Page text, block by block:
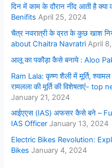
दिन में काम के दौरान नींद आती है
Benifits April 25, 2024
चैत्र नवरात्री के व्रत के कुछ खाश
about Chaitra Navratri April
आलू का पकौड़ा कैसे बनाये : Aloo
Ram Lala: कृष्ण शैली में मूर्ति,
रामलला की मूर्ति की विशेषताएं-
January 21, 2024
आईएएस (IAS) अफसर कैसे बने –
IAS Officer January 13, 2024
Electric Bikes Revolution:
Bikes January 4, 2024